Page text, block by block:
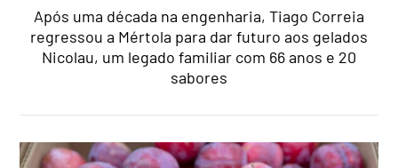
Após uma década na engenharia, Tiago Correia
regressou a Mértola para dar futuro aos gelados
Nicolau, um legado familiar com 66 anos e 20
sabores